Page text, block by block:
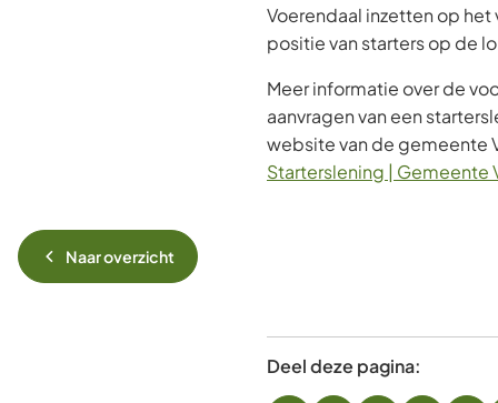
Voerendaal inzetten op
positie van starters op de
Meer informatie over de
aanvragen van een
website van de gemeente
Starterslening | Gemeente
Naar overzicht
Deel deze pagina: